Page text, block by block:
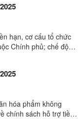
...
hạn, cơ cấu tổ chức
Chính phủ; chế độ
...
hóa phẩm không
chính sách hỗ trợ tiền